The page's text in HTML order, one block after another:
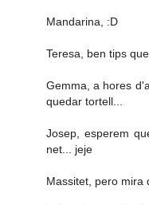
Mandarina, :D
Teresa, ben tips
Gemma, a hores
quedar tortell...
Josep, esperem
net... jeje
Massitet, pero mira